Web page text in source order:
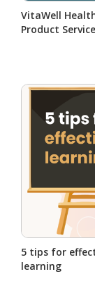
VitaWell
Product Service
5 tips for
learning